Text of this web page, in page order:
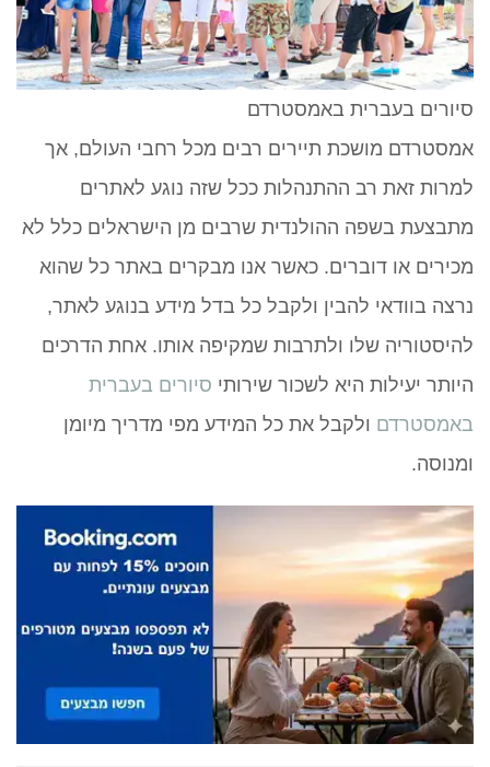
סיורים בעברית באמסטרדם
אמסטרדם מושכת תיירים רבים מכל רחבי העולם, אך
למרות זאת רב ההתנהלות ככל שזה נוגע לאתרים
מתבצעת בשפה ההולנדית שרבים מן הישראלים כלל לא
מכירים או דוברים. כאשר אנו מבקרים באתר כל שהוא
נרצה בוודאי להבין ולקבל כל בדל מידע בנוגע לאתר,
להיסטוריה שלו ולתרבות שמקיפה אותו. אחת הדרכים
היותר יעילות היא לשכור שירותי סיורים בעברית
באמסטרדם ולקבל את כל המידע מפי מדריך מיומן
ומנוסה.